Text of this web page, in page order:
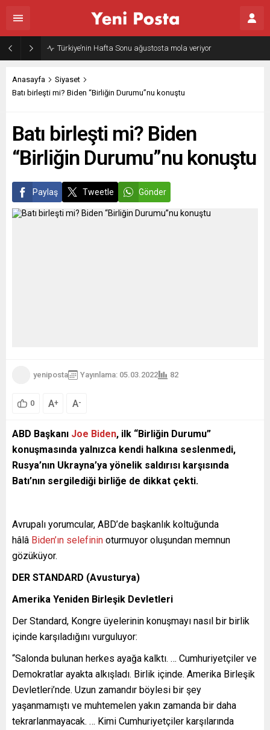
Gazze’nin geleceği: Teknokratik kontrol mü, kolonializm mi?
Anasayfa
Siyaset
Batı birleşti mi? Biden “Birliğin Durumu”nu konuştu
Batı birleşti mi? Biden
“Birliğin Durumu”nu konuştu
Paylaş Tweetle Gönder
yeniposta Yayınlama: 05.03.2022 82
0 A+ A-
ABD Başkanı Joe Biden, ilk “Birliğin Durumu”
konuşmasında yalnızca kendi halkına seslenmedi,
Rusya’nın Ukrayna’ya yönelik saldırısı karşısında
Batı’nın sergilediği birliğe de dikkat çekti.
Avrupalı yorumcular, ABD’de başkanlık koltuğunda
hâlâ Biden’ın selefinin oturmuyor oluşundan memnun
gözüküyor.
DER STANDARD (Avusturya)
Amerika Yeniden Birleşik Devletleri
Der Standard, Kongre üyelerinin konuşmayı nasıl bir birlik
içinde karşıladığını vurguluyor:
“Salonda bulunan herkes ayağa kalktı. … Cumhuriyetçiler ve
Demokratlar ayakta alkışladı. Birlik içinde. Amerika Birleşik
Devletleri’nde. Uzun zamandır böylesi bir şey
yaşanmamıştı ve muhtemelen yakın zamanda bir daha
tekrarlanmayacak. … Kimi Cumhuriyetçiler karşılarında